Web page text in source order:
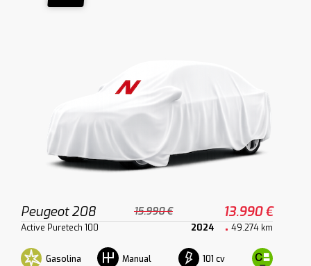
Peugeot 208 15.990 € 13.990 €
Active Puretech 100 2024 49.274 km
Gasolina Manual 101 cv